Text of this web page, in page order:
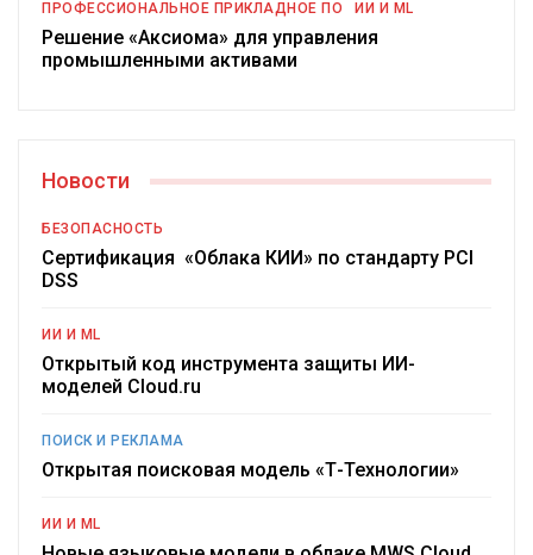
ПРОФЕССИОНАЛЬНОЕ ПРИКЛАДНОЕ ПО ИИ И ML
Решение «Аксиома» для управления
промышленными активами
Новости
БЕЗОПАСНОСТЬ
Сертификация «Облака КИИ» по стандарту PCI
DSS
ИИ И ML
Открытый код инструмента защиты ИИ-
моделей Cloud.ru
ПОИСК И РЕКЛАМА
Открытая поисковая модель «Т-Технологии»
ИИ И ML